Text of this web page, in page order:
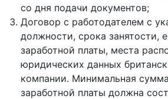
со дня подачи документов;
Договор с работодателем с
должности, срока занятости,
заработной платы, места
юридических данных
компании. Минимальная
заработной платы должна